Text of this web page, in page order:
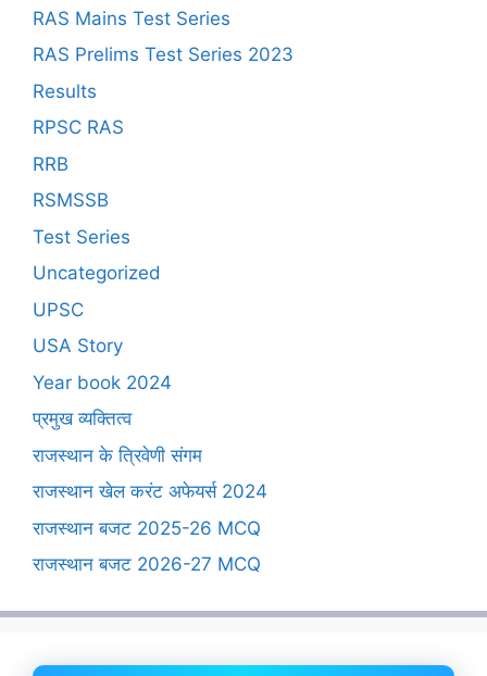
RAS Mains Test Series
RAS Prelims Test Series 2023
Results
RPSC RAS
RRB
RSMSSB
Test Series
Uncategorized
UPSC
USA Story
Year book 2024
प्रमुख व्यक्तित्व
राजस्थान के त्रिवेणी संगम
राजस्थान खेल करंट अफेयर्स 2024
राजस्थान बजट 2025-26 MCQ
राजस्थान बजट 2026-27 MCQ